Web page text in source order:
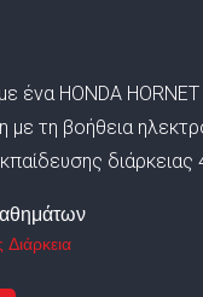
ένα HONDA
με τη βοήθεια